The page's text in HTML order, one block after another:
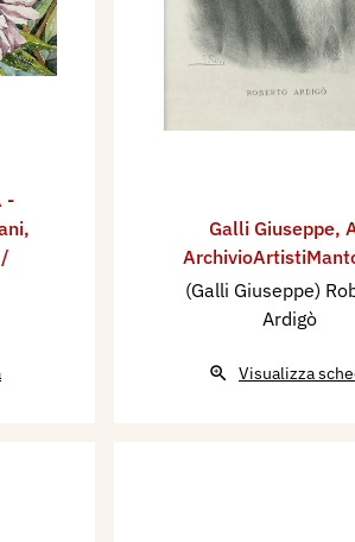
-
,
Galli Giuseppe,
(Galli Giuseppe)
Ardigò
Visualizza